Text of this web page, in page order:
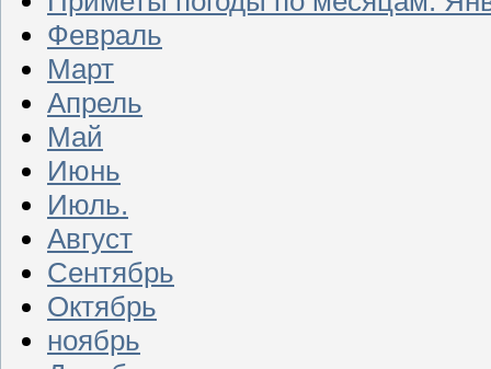
Февраль
Март
Апрель
Май
Июнь
Июль.
Август
Сентябрь
Октябрь
ноябрь